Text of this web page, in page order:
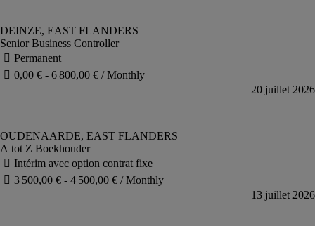
Senior Business Controller
A tot Z Boekhouder